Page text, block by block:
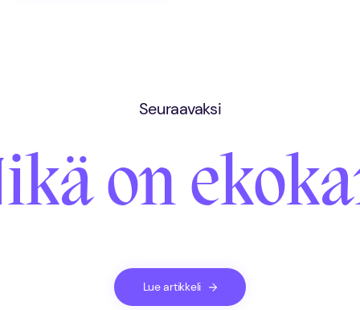
Seuraavaksi
on
Lue artikkeli